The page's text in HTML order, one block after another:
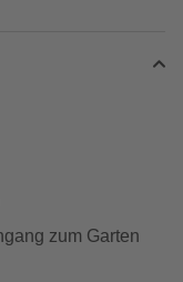
zum Garten